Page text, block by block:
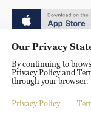
© China Radio
Shijingshan Road,
Our Privacy
By continuing to
Privacy Policy and
through your browser.
Privacy Policy